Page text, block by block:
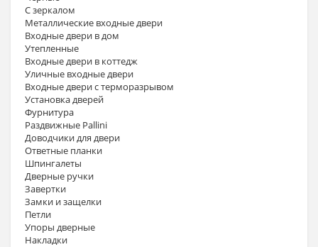
С зеркалом
Металлические входные двери
Входные двери в дом
Утепленные
Входные двери в коттедж
Уличные входные двери
Входные двери с терморазрывом
Установка дверей
Фурнитура
Раздвижные Pallini
Доводчики для двери
Ответные планки
Шпингалеты
Дверные ручки
Завертки
Замки и защелки
Петли
Упоры дверные
Накладки